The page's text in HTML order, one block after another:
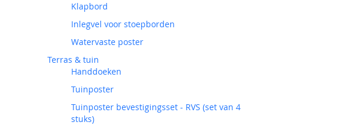
Klapbord
Inlegvel voor stoepborden
Watervaste poster
Terras & tuin
Handdoeken
Tuinposter
Tuinposter bevestigingsset - RVS (set van 4
stuks)